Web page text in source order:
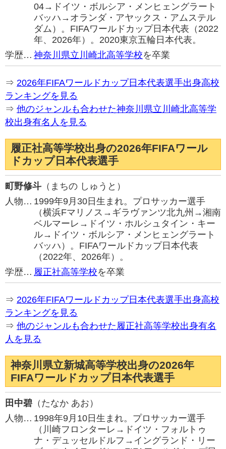
04→ドイツ・ボルシア・メンヒェングラート
バッハ→オランダ・アヤックス・アムステル
ダム）。FIFAワールドカップ日本代表（2022
年、2026年）。2020東京五輪日本代表。
学歴… 神奈川県立川崎北高等学校を卒業
⇒ 2026年FIFAワールドカップ日本代表選手出身高校
ランキングを見る
⇒ 他のジャンルも合わせた神奈川県立川崎北高等学
校出身有名人を見る
履正社高等学校出身の2026年FIFAワール
ドカップ日本代表選手
町野修斗 （まちの しゅうと）
人物… 1999年9月30日生まれ。プロサッカー選手
（横浜Fマリノス→ギラヴァンツ北九州→湘南
ベルマーレ→ドイツ・ホルシュタイン・キー
ル→ドイツ・ボルシア・メンヒェングラート
バッハ）。FIFAワールドカップ日本代表
（2022年、2026年）。
学歴… 履正社高等学校を卒業
⇒ 2026年FIFAワールドカップ日本代表選手出身高校
ランキングを見る
⇒ 他のジャンルも合わせた履正社高等学校出身有名
人を見る
神奈川県立新城高等学校出身の2026年
FIFAワールドカップ日本代表選手
田中碧 （たなか あお）
人物… 1998年9月10日生まれ。プロサッカー選手
（川崎フロンターレ→ドイツ・フォルトゥ
ナ・デュッセルドルフ→イングランド・リー